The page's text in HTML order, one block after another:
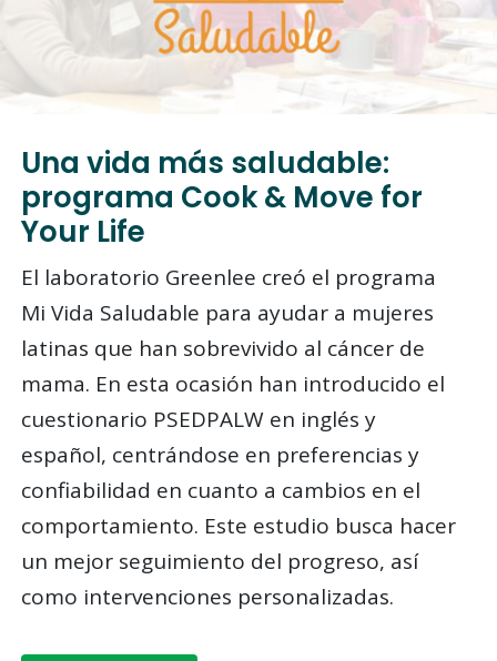
Una vida más saludable:
programa Cook & Move for
Your Life
El laboratorio Greenlee creó el programa
Mi Vida Saludable para ayudar a mujeres
latinas que han sobrevivido al cáncer de
mama. En esta ocasión han introducido el
cuestionario PSEDPALW en inglés y
español, centrándose en preferencias y
confiabilidad en cuanto a cambios en el
comportamiento. Este estudio busca hacer
un mejor seguimiento del progreso, así
como intervenciones personalizadas.